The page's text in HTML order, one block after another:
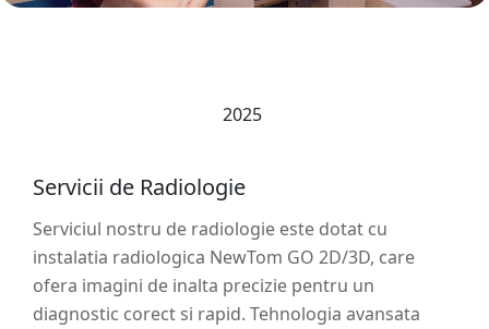
Servicii de Radiologie
Serviciul nostru de radiologie este dotat cu
instalatia radiologica NewTom GO 2D/3D, care
ofera imagini de inalta precizie pentru un
diagnostic corect si rapid. Tehnologia avansata
2025